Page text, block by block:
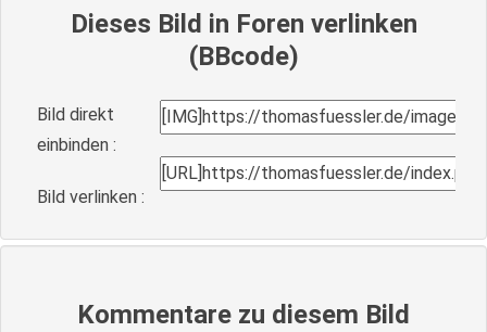
Dieses Bild in Foren verlinken
(BBcode)
Bild direkt
einbinden :
Bild verlinken :
Kommentare zu diesem Bild